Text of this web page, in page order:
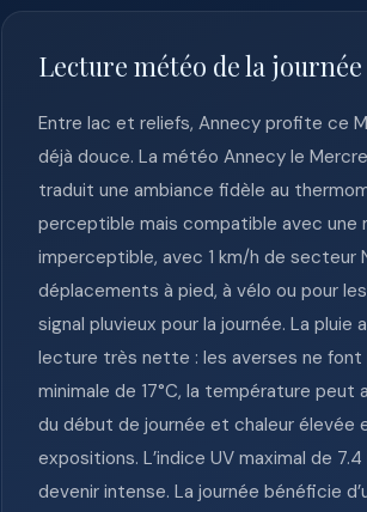
Lecture météo de la journée
Entre lac et reliefs, Annecy profite ce
déjà douce. La météo Annecy le
traduit une ambiance fidèle au
perceptible mais compatible avec une
imperceptible, avec 1 km/h de
déplacements à pied, à vélo ou pour
signal pluvieux pour la journée. La
lecture très nette : les averses ne font
minimale de 17°C, la température
du début de journée et chaleur élevée
expositions. L’indice UV maximal de
devenir intense. La journée bénéficie